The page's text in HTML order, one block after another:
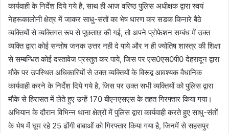
कार्यवाही के निर्देश दिये गये है, साथ ही आज वरिष्ठ पुलिस अधीक्षक द्वारा स्वयं
नेहरूकालोनी क्षेत्र में जाकर साधु-संतों का भेष धारण कर सडक किनारे बैठे
व्यक्तियों से व्यक्तिगत रूप से पूछताछ की गई, तो अपने प्रोफेशन सम्बंध में उक्त
व्यक्ति द्वारा कोई सन्तोष जनक उत्तर नही दे पाये और न ही ज्योतिष शास्त्र की शिक्षा
से सम्बन्धित कोई दस्तावेज प्रस्तुत कर पाये, जिस पर एस0एस0पी0 देहरादून द्वारा
मौके पर उपस्थित अधिकारियों से उक्त व्यक्तियों के विरूद्व आवश्यक वैधानिक
कार्यवाही करने के निर्देश दिये गये है, जिस पर उक्त सभी व्यक्तियों को पुलिस द्वारा
मौके से हिरासत में लेते हुए उन्हें 170 बीएनएसएस के तहत गिरफ्तार किया गया।
अभियान के दौरान विभिन्न थाना क्षेत्रों में पुलिस द्वारा कार्यवाही करते हुए साधु-संतों
के भेष में घूम रहे 25 ढोंगी बाबाओं को गिरफ्तार किया गया है, जिनमें से सहसपुर